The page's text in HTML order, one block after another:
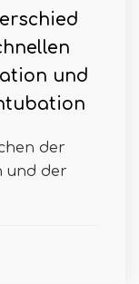
und
der
und der